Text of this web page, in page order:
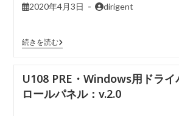
2020年4月3日 dirigent
続きを読む
U108 PRE・Windows用ドライ
ロールパネル：v.2.0